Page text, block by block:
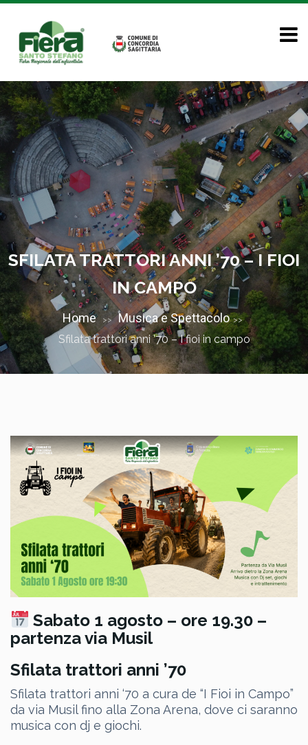
SFILATA TRATTORI ANNI ’70 – I FIOI
IN CAMPO
Home >> Musica e Spettacolo >>
Sfilata trattori anni ’70 – I fioi in campo
Sabato 1 agosto – ore 19.30 –
partenza via Musil
Sfilata trattori anni ’70
Sfilata trattori anni ‘70 a cura de “I Fioi in Campo”
da via Musil fino alla Zona Arena, dove ci saranno
musica con dj e giochi.